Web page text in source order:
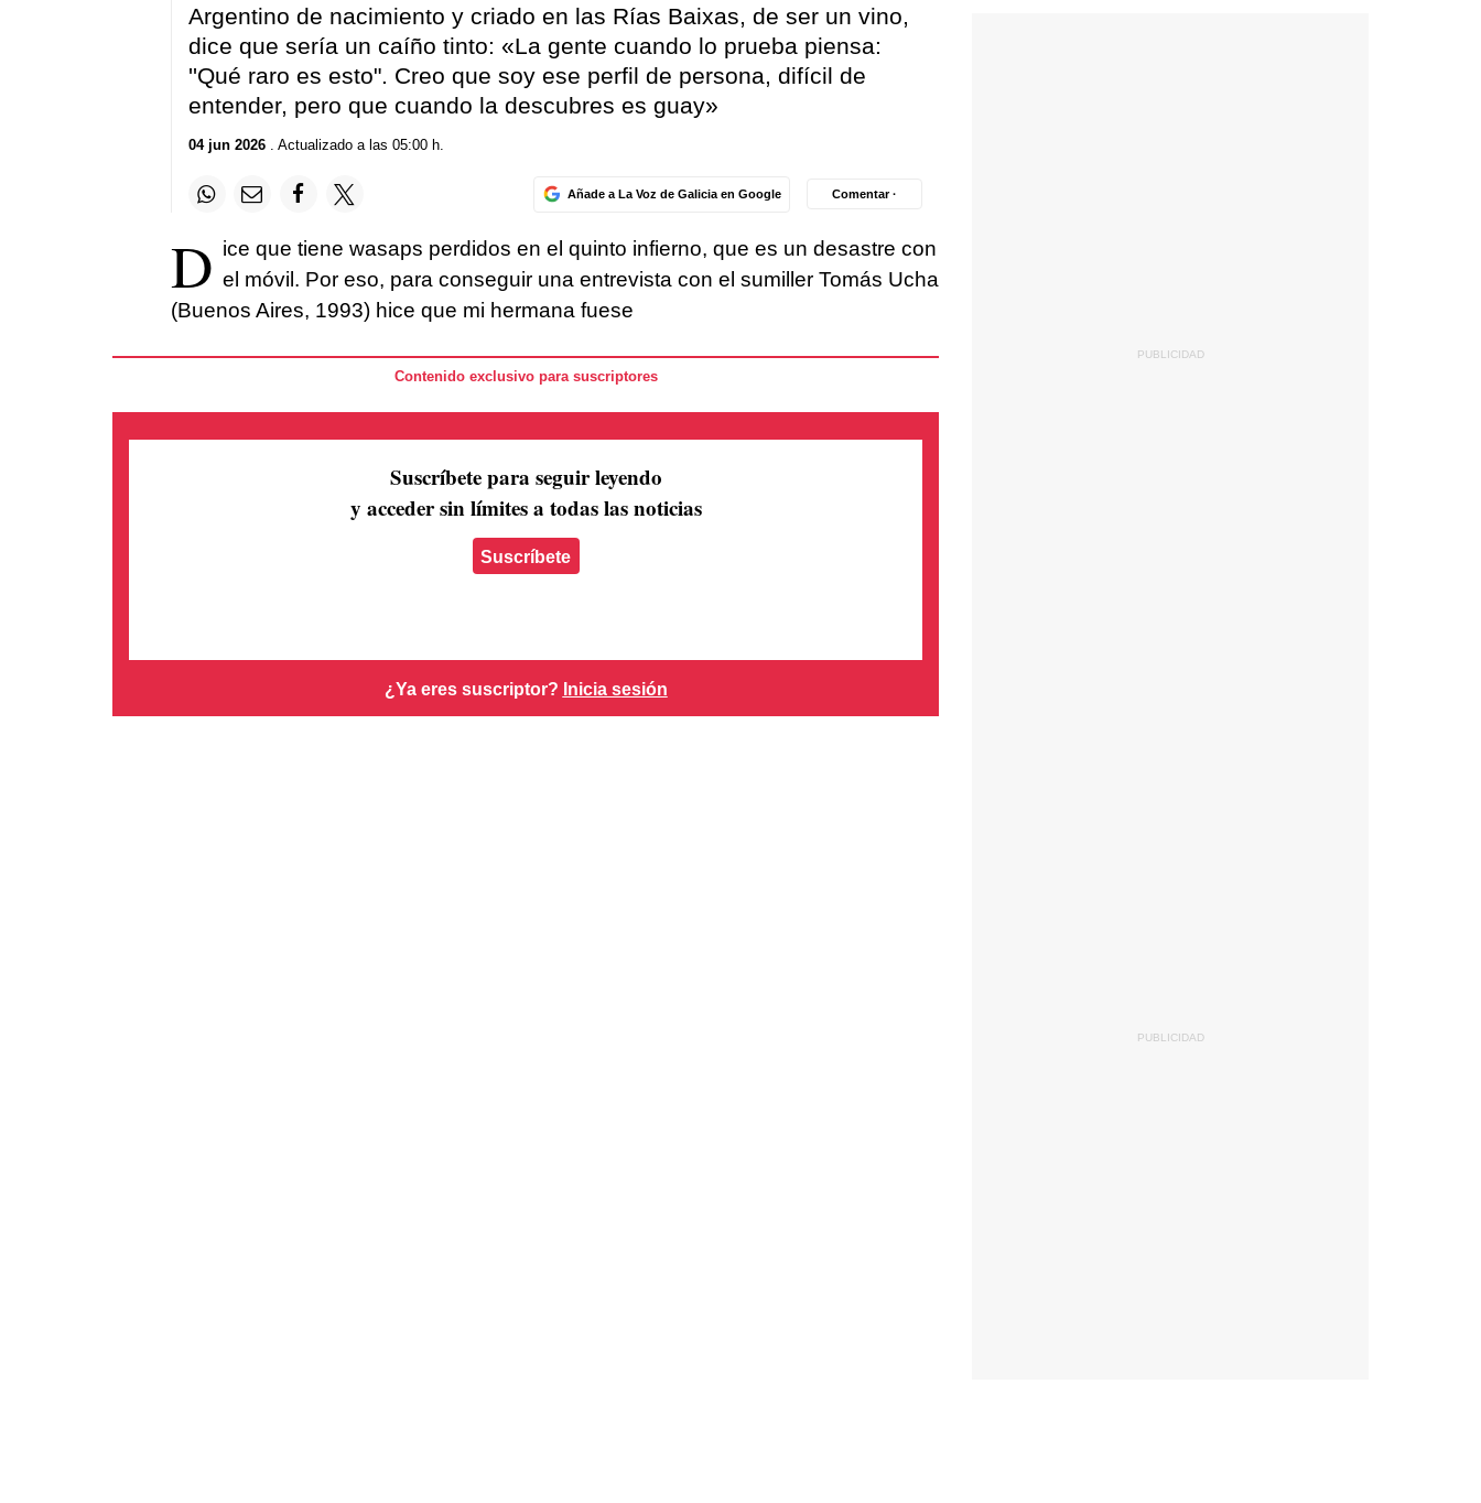
Argentino de nacimiento y criado en las Rías Baixas, de ser un vino,
dice que sería un caíño tinto: «La gente cuando lo prueba piensa:
''Qué raro es esto". Creo que soy ese perfil de persona, difícil de
entender, pero que cuando la descubres es guay»
04 jun 2026. Actualizado a las 05:00 h.
Añade a La Voz de Galicia en Google Comentar ·
D ice que tiene wasaps perdidos en el quinto infierno, que es un desastre con
el móvil. Por eso, para conseguir una entrevista con el sumiller Tomás Ucha
(Buenos Aires, 1993) hice que mi hermana fuese
Contenido exclusivo para suscriptores
Suscríbete para seguir leyendo
y acceder sin límites a todas las noticias
Suscríbete
¿Ya eres suscriptor? Inicia sesión